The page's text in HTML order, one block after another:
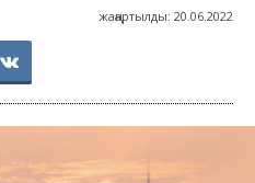
жаңартылды: 20.06.2022